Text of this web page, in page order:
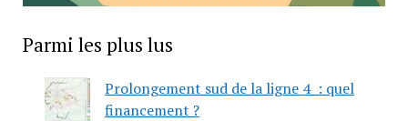
Parmi les plus lus
Prolongement sud de la ligne 4 : quel
financement ?